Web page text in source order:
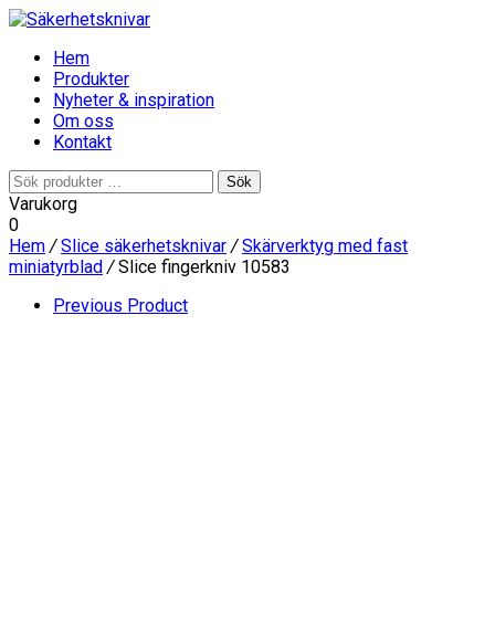
Hem
Produkter
Nyheter & inspiration
Om oss
Kontakt
Sök
efter:
Sök
Varukorg
0
Hem / Slice säkerhetsknivar / Skärverktyg med fast
miniatyrblad /Slice fingerkniv 10583
Previous Product